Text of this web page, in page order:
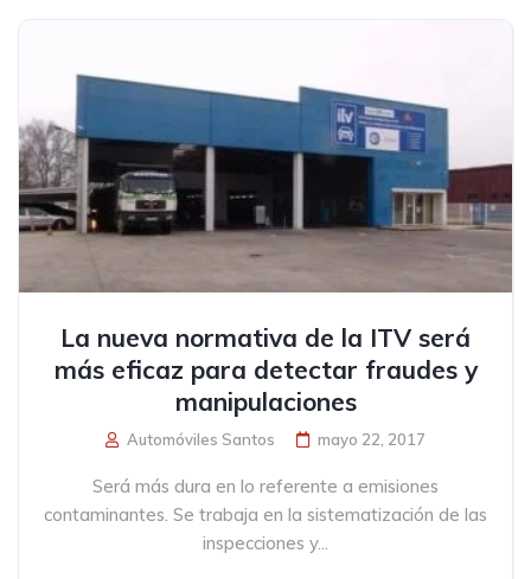
La nueva normativa de la ITV será
más eficaz para detectar fraudes y
manipulaciones
Automóviles Santos mayo 22, 2017
Será más dura en lo referente a emisiones
contaminantes. Se trabaja en la sistematización de las
inspecciones y...